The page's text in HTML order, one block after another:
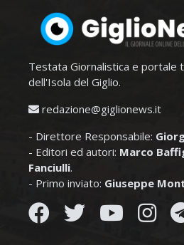
Testata Giornalistica e portale
dell'Isola del Giglio.
redazione@giglionews.it
- Direttore Responsabile:
- Editori ed autori: Marco
Fanciulli.
- Primo inviato: Giuseppe